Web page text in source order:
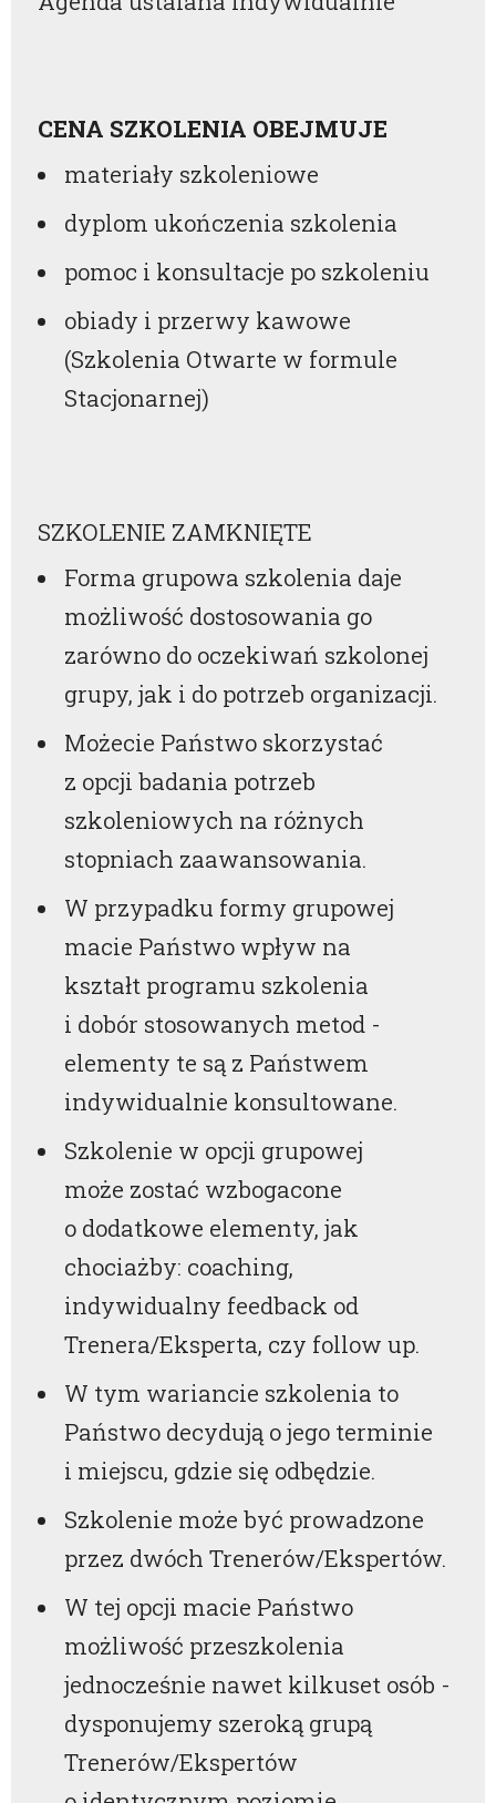
CENA SZKOLENIA OBEJMUJE
materiały szkoleniowe
dyplom ukończenia szkolenia
pomoc i konsultacje po szkoleniu
obiady i przerwy kawowe
(Szkolenia Otwarte w formule
Stacjonarnej)
SZKOLENIE ZAMKNIĘTE
Forma grupowa szkolenia daje
możliwość dostosowania go
zarówno do oczekiwań szkolonej
grupy, jak i do potrzeb organizacji.
Możecie Państwo skorzystać
z opcji badania potrzeb
szkoleniowych na różnych
stopniach zaawansowania.
W przypadku formy grupowej
macie Państwo wpływ na
kształt programu szkolenia
i dobór stosowanych metod -
elementy te są z Państwem
indywidualnie konsultowane.
Szkolenie w opcji grupowej
może zostać wzbogacone
o dodatkowe elementy, jak
chociażby: coaching,
indywidualny feedback od
Trenera/Eksperta, czy follow up.
W tym wariancie szkolenia to
Państwo decydują o jego terminie
i miejscu, gdzie się odbędzie.
Szkolenie może być prowadzone
przez dwóch Trenerów/Ekspertów.
W tej opcji macie Państwo
możliwość przeszkolenia
jednocześnie nawet kilkuset osób -
dysponujemy szeroką grupą
Trenerów/Ekspertów